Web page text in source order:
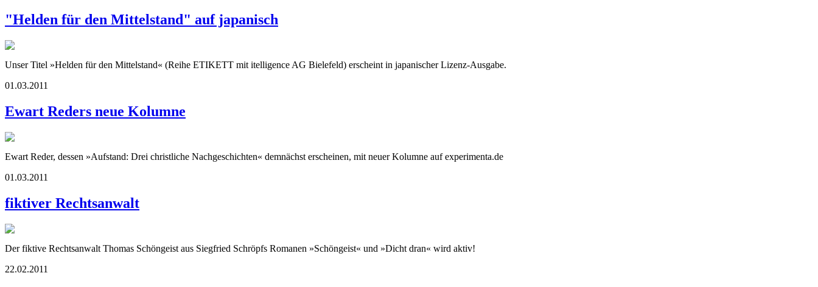
"Helden für den Mittelstand" auf japanisch
Unser Titel »Helden für den Mittelstand« (Reihe ETIKETT mit itelligence AG Bielefeld) erscheint in japanischer Lizenz-Ausgabe.
01.03.2011
Ewart Reders neue Kolumne
Ewart Reder, dessen »Aufstand: Drei christliche Nachgeschichten« demnächst erscheinen, mit neuer Kolumne auf experimenta.de
01.03.2011
fiktiver Rechtsanwalt
Der fiktive Rechtsanwalt Thomas Schöngeist aus Siegfried Schröpfs Romanen »Schöngeist« und »Dicht dran« wird aktiv!
22.02.2011